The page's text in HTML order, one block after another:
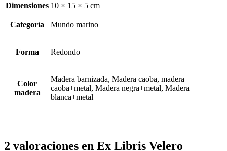
Dimensiones 10 × 15 × 5 cm
Categoría Mundo marino
Forma Redondo
Color
madera
Madera barnizada, Madera caoba, madera
caoba+metal, Madera negra+metal, Madera
blanca+metal
2 valoraciones en Ex Libris Velero